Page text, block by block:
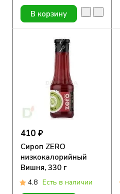
В корзину
410 ₽
Сироп ZERO
низкокалорийный
Вишня, 330 г
4.8 Есть в наличии